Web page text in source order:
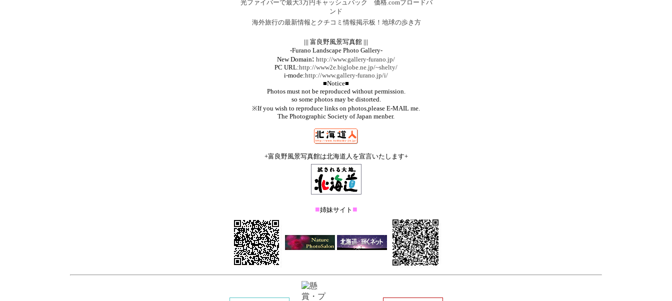
光ファイバーで最大3万円キャッシュバック 価格.comブロードバ
ンド
海外旅行の最新情報とクチコミ情報掲示板！地球の歩き方
||| 富良野風景写真館 |||
-Furano Landscape Photo Gallery-
New Domain: http://www.gallery-furano.jp/
PC URL:http://www2e.biglobe.ne.jp/~shelty/
i-mode:http://www.gallery-furano.jp/i/
■Notice■
Photos must not be reproduced without permission.
so some photos may be distorted.
※If you wish to reproduce links on photos,please E-MAIL me.
The Photographic Society of Japan menber.
+富良野風景写真館は北海道人を宣言いたします+
■姉妹サイト ■